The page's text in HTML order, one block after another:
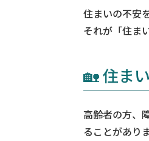
住まいの不安
それが「住ま
🏡 住ま
高齢者の方、
ることがありま